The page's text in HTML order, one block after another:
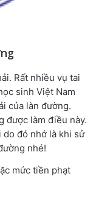
Rất nhiều vụ tai
sinh Việt Nam
của làn đường.
được làm điều này.
do đó nhớ là khi sử
nhé!
mức tiền phạt